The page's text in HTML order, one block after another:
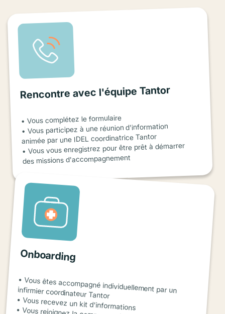
Rencontre avec l'équipe Tantor
• Vous complétez le formulaire
• Vous participez à une réunion d'information
animée par une IDEL coordinatrice Tantor
• Vous vous enregistrez pour être prêt à démarrer
des missions d'accompagnement
Onboarding
• Vous êtes accompagné individuellement par un infirmier coordinateur Tantor
• Vous recevez un kit d'informations